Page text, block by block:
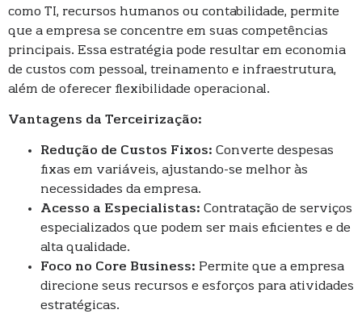
como TI, recursos humanos ou contabilidade, permite
que a empresa se concentre em suas competências
principais. Essa estratégia pode resultar em economia
de custos com pessoal, treinamento e infraestrutura,
além de oferecer flexibilidade operacional.
Vantagens da Terceirização:
Redução de Custos Fixos: Converte despesas
fixas em variáveis, ajustando-se melhor às
necessidades da empresa.
Acesso a Especialistas: Contratação de serviços
especializados que podem ser mais eficientes e de
alta qualidade.
Foco no Core Business: Permite que a empresa
direcione seus recursos e esforços para atividades
estratégicas.